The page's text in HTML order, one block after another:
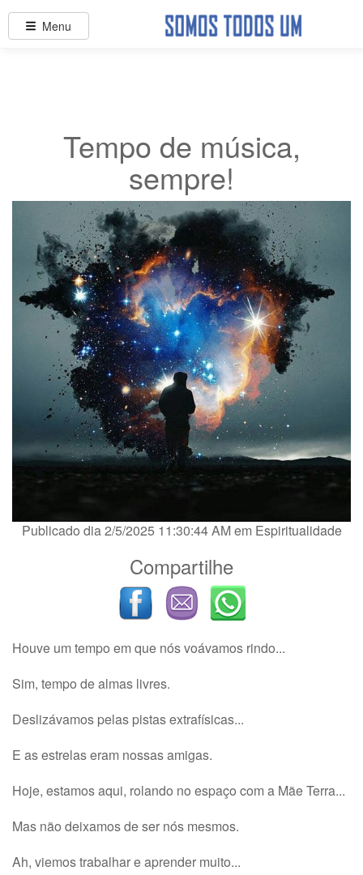
Tempo de música,
sempre!
Publicado dia 2/5/2025 11:30:44 AM em Espiritualidade
Compartilhe
Houve um tempo em que nós voávamos rindo...
Sim, tempo de almas livres.
Deslizávamos pelas pistas extrafísicas...
E as estrelas eram nossas amigas.
Hoje, estamos aqui, rolando no espaço com a Mãe Terra...
Mas não deixamos de ser nós mesmos.
Ah, viemos trabalhar e aprender muito...
Menu